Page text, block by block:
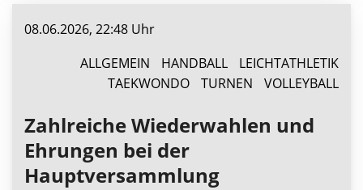
08.06.2026, 22:48 Uhr
ALLGEMEIN
HANDBALL
LEICHTATHLETIK
TAEKWONDO
TURNEN VOLLEYBALL
Zahlreiche Wiederwahlen und
Ehrungen bei der
Hauptversammlung